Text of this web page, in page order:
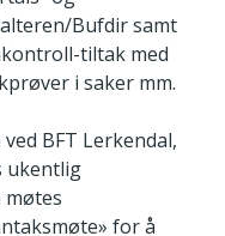
Bufdir samt
tiltak med
i saker mm.
BFT Lerkendal,
ukentlig
møtes
for å